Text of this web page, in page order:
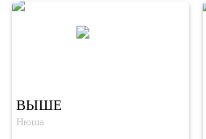
ВЫШЕ
Нюша